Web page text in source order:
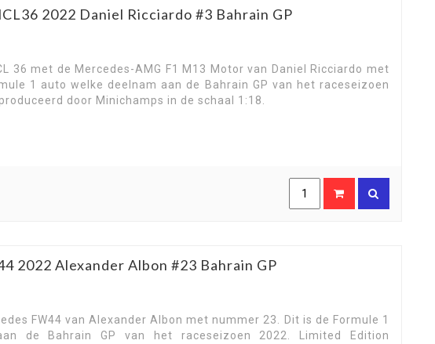
2022 Daniel Ricciardo #3 Bahrain GP
36 met de Mercedes-AMG F1 M13 Motor van Daniel Ricciardo met
1 auto welke deelnam aan de Bahrain GP van het raceseizoen
door Minichamps in de schaal 1:18.
2022 Alexander Albon #23 Bahrain GP
FW44 van Alexander Albon met nummer 23. Dit is de Formule 1
de Bahrain GP van het raceseizoen 2022. Limited Edition